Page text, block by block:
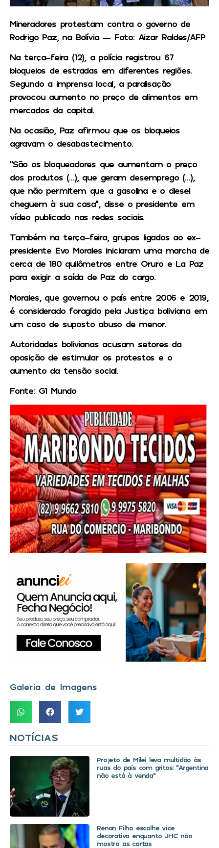
Mineradores protestam contra o governo de
Rodrigo Paz, na Bolívia — Foto: Aizar Raldes/AFP
Na terça-feira (12), a polícia registrou 67
bloqueios de estradas em diferentes regiões.
Segundo a imprensa local, a paralisação
provocou aumento no preço de alimentos em
mercados da capital.
Na ocasião, Paz afirmou que os bloqueios
agravam o desabastecimento.
“São os bloqueadores que aumentam o preço
dos produtos (…), que geram desemprego (…),
que não permitem que a gasolina e o diesel
cheguem à sua casa”, disse o presidente em
vídeo publicado nas redes sociais.
Também na terça-feira, grupos ligados ao ex-
presidente Evo Morales iniciaram uma marcha de
cerca de 180 quilômetros entre Oruro e La Paz
para exigir a saída de Paz do cargo.
Morales, que governou o país entre 2006 e 2019,
é considerado foragido pela Justiça boliviana em
um caso de suposto abuso de menor.
Autoridades bolivianas acusam setores da
oposição de estimular os protestos e o
aumento da tensão social.
Fonte: G1 Mundo
Galeria de Imagens
NOTÍCIAS
Projeto de Milei leva multidão às
ruas do país com gritos: “Argentina
não está à venda”
Renan Filho escolhe vice
decorativa enquanto JHC não
mostra as cartas